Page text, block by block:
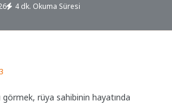
4 dk. Okuma Süresi
rüya sahibinin hayatında